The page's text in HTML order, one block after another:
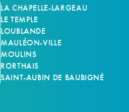
LA CHAPELLE-LARGEAU
LE TEMPLE
LOUBLANDE
MAULÉON-VILLE
MOULINS
RORTHAIS
SAINT-AUBIN DE BAUBIGNÉ